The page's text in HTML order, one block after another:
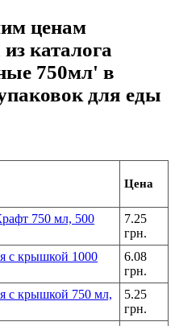
ценам
каталога
750мл' в
для еды
Цена
750 мл, 500
7.25
грн.
с крышкой 1000
6.08
грн.
с крышкой 750 мл,
5.25
грн.